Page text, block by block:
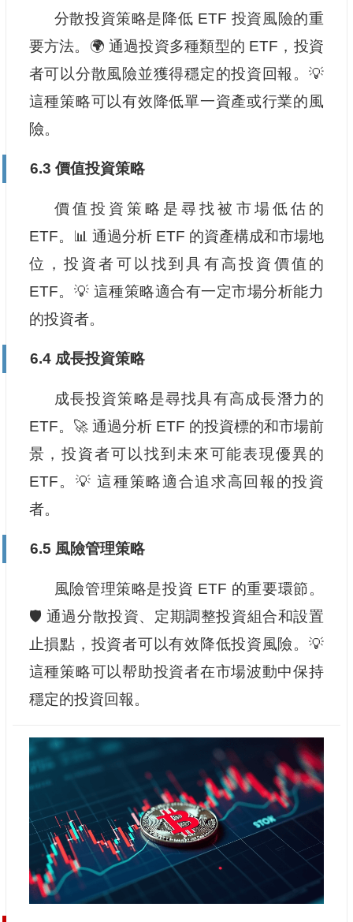
分散投資策略是降低 ETF 投資風險的重
要方法。🌍 通過投資多種類型的 ETF，投資
者可以分散風險並獲得穩定的投資回報。💡
這種策略可以有效降低單一資產或行業的風
險。
6.3 價值投資策略
價值投資策略是尋找被市場低估的
ETF。📊 通過分析 ETF 的資產構成和市場地
位，投資者可以找到具有高投資價值的
ETF。💡 這種策略適合有一定市場分析能力
的投資者。
6.4 成長投資策略
成長投資策略是尋找具有高成長潛力的
ETF。🚀 通過分析 ETF 的投資標的和市場前
景，投資者可以找到未來可能表現優異的
ETF。💡 這種策略適合追求高回報的投資
者。
6.5 風險管理策略
風險管理策略是投資 ETF 的重要環節。
🛡️ 通過分散投資、定期調整投資組合和設置
止損點，投資者可以有效降低投資風險。💡
這種策略可以帮助投資者在市場波動中保持
穩定的投資回報。